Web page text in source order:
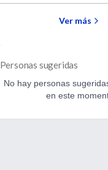
UU.
Ver más
Personas sugeridas
No hay personas
en este